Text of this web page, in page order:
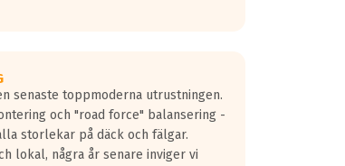
senaste toppmoderna utrustningen.
och "road force" balansering -
storlekar på däck och fälgar.
lokal, några år senare inviger vi